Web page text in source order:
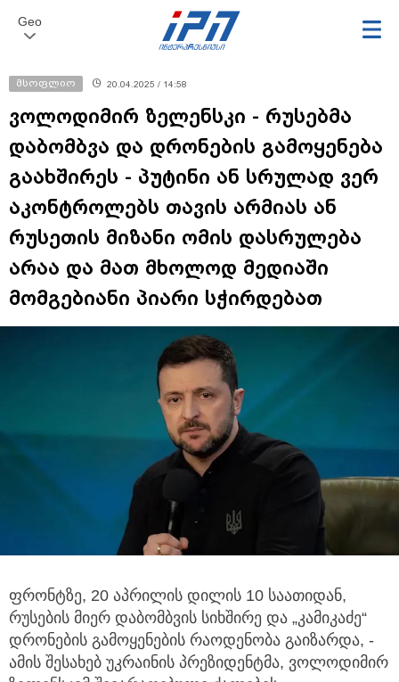
Geo
მსოფლიო 20.04.2025 / 14:58
ვოლოდიმირ ზელენსკი - რუსებმა
დაბომბვა და დრონების გამოყენება
გაახშირეს - პუტინი ან სრულად ვერ
აკონტროლებს თავის არმიას ან
რუსეთის მიზანი ომის დასრულება
არაა და მათ მხოლოდ მედიაში
მომგებიანი პიარი სჭირდებათ
ფრონტზე, 20 აპრილის დილის 10 საათიდან,
რუსების მიერ დაბომბვის სიხშირე და „კამიკაძე“
დრონების გამოყენების რაოდენობა გაიზარდა, -
ამის შესახებ უკრაინის პრეზიდენტმა, ვოლოდიმირ